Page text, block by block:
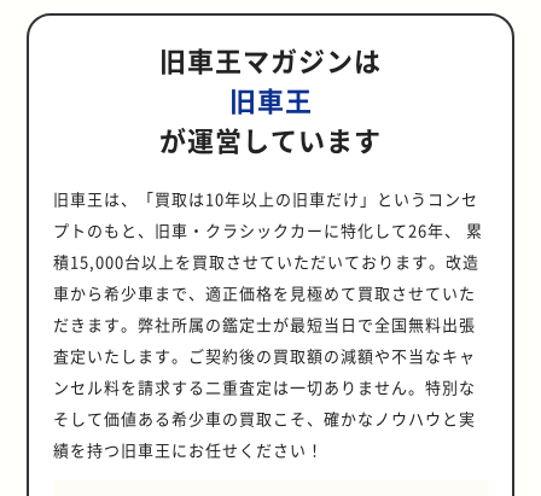
輪のトルクが過大になるシチュエー
ションで湿式クラッチを介して前輪
にもトルクを配分します。湿式クラ
0:100〜50:50の広範囲でシチュエー
ションに応じた最適なトルク配分を
実現しました。 4年間負けなしの29
Rは、開発の目的通りレース参戦直
後から無類の強さを発揮します。市
販の翌年にJTCに投入されると、
1990年から1993年の4シーズンにわ
たって負け知らずの29連勝という大
1993年には7〜8台のGT-Rが出場し
ていましたが他車を寄せ付けない速
さだったため、GT-R同士の熾烈な
た。同型車同士の争いだっただけ
に、クルマとしての速さはあっても
アイドリングを両立するために、2
る方式が採用されました。このホン
「MTREC」（Multi Throttle
Responsive Engine Control
System）と呼ばれています。 ミッ
的な問題もあったのかもしれません
が、ターボに頼らないというホンダ
のエンジンへのこだわりは、ビート
が愛されている理由の1つでしょ
う。 クルマを操る楽しさを追求 ビ
ほど速いと感じるクルマではありま
せん。最高出力の64psを発生するの
は8,100rpmと極めて高い回転数
力はないためです。 しかし、軽自動
車というサイズとミッドシップレイ
ドにはVVT-iと呼ばれる可変バルブ
タイミング機構を搭載。全回転域で
連続して吸気バルブのオーバーラッ
プ量を変化させることで、出力特性
と燃費性能の向上が図られていま
す。 セダンなのにLSDまで装備 チ
ェイサー ツアラーVには、トルセン
（AT車はメーカーオプション）LSD
とは、ディファレンシャルギアの差
ンシャルギアはコーナリングで生じ
る内輪と外輪の回転差を吸収できる
一方、吸収した回転差分のトルクは
失われてしまいます。常にクルマを
前に進めたいスポーツ走行におい
て、トルクのロスが発生するのは致
命的です。そこで、LSDでディファ
レンシャルギアの動作を抑えること
で、トルクロスを低減させます。 一
ングを見事に再現しています。 徹底
ながった スポーツ800は、空力性能
やデザインだけでなく、車重という
点でもスポーツカーとしての性能を
追求したモデルでした。徹底的とも
いえる軽量化は、弱点の補強だけで
す。 レースで優勝という結果にもつ
ながった、スポーツ800の軽量化に
点を補った軽量化で高い運動性能を
実現 スポーツ800はパブリカのエン
ジンを流用していたため、チューニ
ングを施したものの非力さは否めま
せんでした。そこで、外装パーツを
中心に、徹底的な軽量化が図られま
す。 ボンネット、ルーフ、トランク
リッド、バンパー、シートパンなど
細部に渡って、可能な限りアルミ合
なって進化したエンジン性能、レー
スでの活躍を紹介します。 最上位グ
レードのGT-Zはクラス最高峰 最上
位グレードのGT-Zには、名機4A-G
型エンジンにスーパーチャージャー
を搭載した4A-GZE型エンジンが搭
載されています。大幅に最高出力が
145ps、後期型では165psにも達し
ました。ホンダの誇るVTECを搭載
したB16A型エンジンの160ps（当
時）を超え、クラス最高峰のパワー
を実現しました。 また、足回りの設
計も最上位グレードにふさわしく、
前後のワイドトレッド化やリアアー
ムの延長、ピロボールブッシュの採
用など直進安定性を高める工夫が随
でも、ホイールアーチにモールが追
性能 ビークロスは最高出力215ps、
最大トルク29.0kgf・m/3,000rpm
を発生するビッグホーンと同型の
3.2リッターV6エンジンを搭載。い
すゞのSUVとしては珍しく、ディー
ゼルエンジンの設定がなくガソリン
エンジンのみとなっていました。 駆
ムを搭載したパートタイム4WDを採
用しており、エンジンの力強さも合
わせて、十分な悪路走破性を与えら
れています。 足回りはフロントにダ
ブルウィッシュボーン、リアが4リ
ンク式コイルサスペンションを採用
用にチューンされたものを使用して
いるため、オンオフ問わず安定した
走行性を発揮します。 中古車在庫は
ビークロスですが、日本国内での中
いう、現在のスポーツモデルと比べ
ても見劣りしない圧倒的なスペック
を誇ります。わずか990kgの車重
（SiR）ということもあって、まる
でターボ車のような爆発的な加速力
を体感できました。VTECを搭載し
チとしての地位を確立したといえま
す。 VTECとは、給排気バルブの開
閉タイミングとリフト量を変えるこ
せる可変バルブタイミング機構のこ
とです。具体的には、バルブを動作
させるカムを一定回転数以上で切り
替えることで、チューニングエンジ
ン並みのパフォーマンスを実現して
います。他社の同クラスでもさまざ
まな可変バルブタイミング機構が採
用されますが、いずれも1990年代以
由来です。E92型 M3で進化したポイ
ントは、初のV8エンジンだけではあ
りません。BMW Mが培ってきたノ
ウハウが、惜しげもなく注ぎ込まれ
ました。 特にボディには、カーボン
製のルーフ、エアアウトレットを配
ートなど、ベースの3シリーズと比
較して実に80%もの新開発パーツが
盛り込まれています。さらに、迫力
まで表示されるスピードメーターな
ど、Mモデルとしてのキャラクター
を打ち出すことに余念がありませ
ん。 E92型がM3最後のクーペにして
唯一のV8エンジン搭載車 4代目M3
は、実は歴代M3のなかでもメモリア
ルな1台です。初のV8エンジン搭載
で大きな話題を呼びましたが、5代
場順に前期、中期、後期と呼ばれる
と同時に、ヘッドライトの形状から
「丸目」「涙目」「鷹目」という愛
称もつけられました。2002年に実施
ジで登場したのが涙目です。不評だ
新しての登場でした。 現代的な鷹目
につながった涙目 丸目が不評だった
前期型に対して、中期型の涙目では
ヘッドライトの形状を中心にバンパ
ーやボンネット、フェンダーに至る
までフロント周りの意匠が現代的に
大きく変更されました。後期型の鷹
目で成熟の域に達した2代目インプ
くつも踏襲されています。 また、グ
レードによって異なるキャラクター
の内装が用意され、質感も全体的に
ばに突如発表された規定変更に各メ
ーカーが対応方法を模索するなか、
ランチアはシーズン終了前にデルタ
HF 4WDを発表します。開発を早期
たことが1987年以降の輝かしい成績
に徹したアバルトの高い開発力 デル
タ HF 4WDを短期間で発表できたの
は、同じフィアット傘下だったアバ
ルトの高い開発力があったからこそ
だといわれています。グループ内の
ラリーマシン制作を担っていたアバ
ルトは、習得したWRC車制作ノウハ
ウを活かしてごく短期間でデルタ
ょっとした変更ではなく、レースで
勝つための戦闘力を備えたマシンに
生まれ変わらせています。もっとも
獲得を目指して開発された964型 2
代目911登場から20年以上経過した
1989年。911は北米を中心に依然高
い人気を保っていたものの、設計に
やや古さが感じられるようになって
きました。 新たなユーザー獲得を目
指すために、時代に合わせた大幅な
たのが、3代目911の964型です。一
ついて、ポルシェの車名の解説とと
もに詳しく紹介します。 911とはポ
ルシェの車名 まずは、「911」と
説します。 ポルシェの車名とモデル
名は同じような数字を使用している
ため、混同してしまう人も少なくあ
りません。国産車を例に改めて整理
すると、「911」とはトヨタの「カ
ローラレビン」や「ランドクルーザ
トカーの枠を超えた走りが人気だっ
ます。 シティはホンダが提案した都
トカーとして登場した初代シティ
は、発表の仕方も都会的でした。東
京モーターショーの前夜に、新宿セ
です。東京の、しかもど真ん中の新
ティに込めた思いが表れています。
トールボーイという新しいスタイリ
ングが話題を呼んだ、初代シティの
う。 トールボーイという新しいアプ
ローチ 1981年にデビューした初代
シティは、都市圏に住む若者がお洒
落に乗れるコンパクトカーという位
置づけの車種です。トールボーイと
いう新しいスタイリングで、デザイ
旧車王マガジンは
旧車王
が運営しています
旧車王は、「買取は10年以上の旧車だけ」というコンセ
プトのもと、旧車・クラシックカーに特化して26年、 累
積15,000台以上を買取させていただいております。改造
車から希少車まで、適正価格を見極めて買取させていた
だきます。弊社所属の鑑定士が最短当日で全国無料出張
査定いたします。ご契約後の買取額の減額や不当なキャ
ンセル料を請求する二重査定は一切ありません。特別な
そして価値ある希少車の買取こそ、確かなノウハウと実
績を持つ旧車王にお任せください！